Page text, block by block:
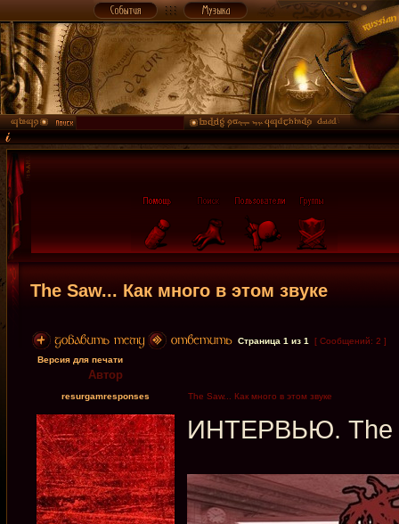
The Saw... Как много в этом звуке
Страница 1 из 1
[ Сообщений: 2 ]
Версия для печати
Автор
resurgamresponses The Saw... Как много в этом звуке
ИНТЕРВЬЮ. The